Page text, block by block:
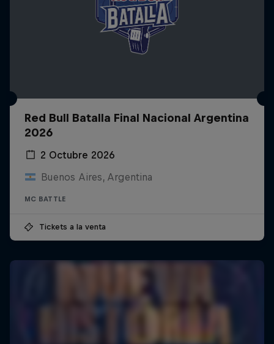
Red Bull Batalla Final Nacional Argentina
2026
2 Octubre 2026
Buenos Aires, Argentina
MC BATTLE
Tickets a la venta